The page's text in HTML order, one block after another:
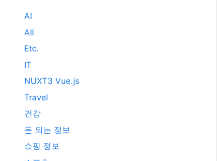
AI
All
Etc.
IT
NUXT3 Vue.js
Travel
건강
돈 되는 정보
쇼핑 정보